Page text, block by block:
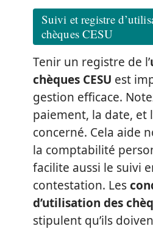
Suivi et registre
chèques CESU
Tenir un registre de l’
chèques CESU est
gestion efficace.
paiement, la date, et
concerné. Cela aide
la comptabilité
facilite aussi le suivi
contestation. Les
d’utilisation des
stipulent qu’ils